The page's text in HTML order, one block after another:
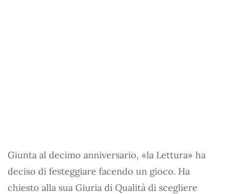
Giunta al decimo anniversario, «la Lettura» ha
deciso di festeggiare facendo un gioco. Ha
chiesto alla sua Giuria di Qualità di scegliere